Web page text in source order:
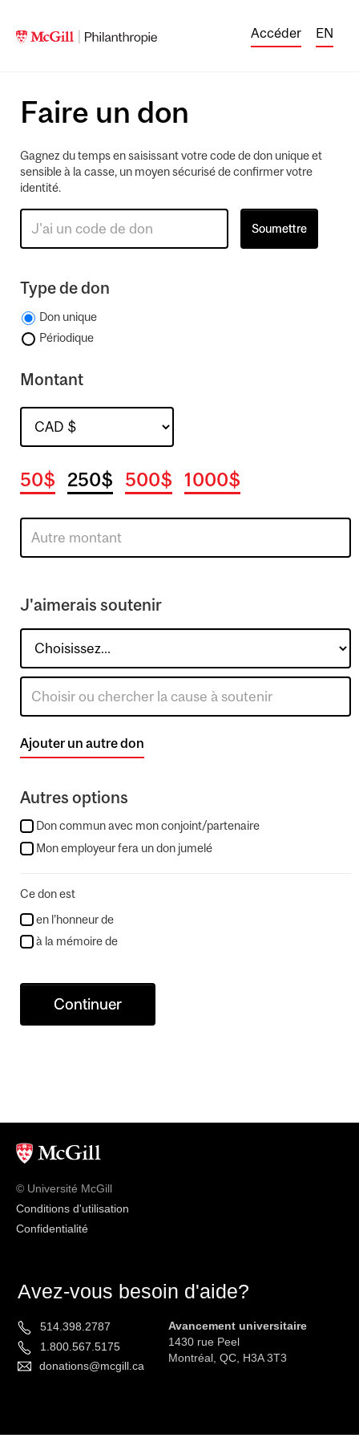
Accéder EN
Faire un don
Gagnez du temps en saisissant votre code de don unique et
sensible à la casse, un moyen sécurisé de confirmer votre
identité.
Type de don
Don unique
Périodique
Montant
50$ 250$ 500$ 1000$
J'aimerais soutenir
Ajouter un autre don
Autres options
Don commun avec mon conjoint/partenaire
Mon employeur fera un don jumelé
Ce don est
en l’honneur de
à la mémoire de
Continuer
© Université McGill
Conditions d'utilisation
Confidentialité
Avez-vous besoin d'aide?
514.398.2787
1.800.567.5175
donations@mcgill.ca
Avancement universitaire
1430 rue Peel
Montréal, QC, H3A 3T3